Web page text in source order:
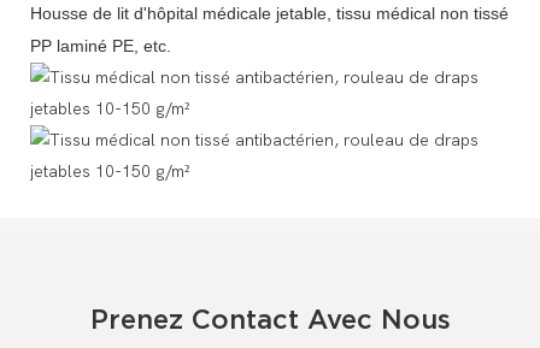
Housse de lit d'hôpital médicale jetable, tissu médical non tissé
PP laminé PE, etc.
Prenez Contact Avec Nous